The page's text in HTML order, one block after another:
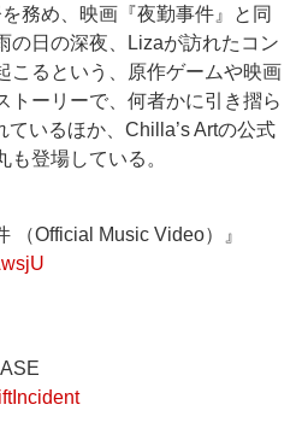
務め、映画『夜勤事件』と同
の日の深夜、Lizaが訪れたコン
こるという、原作ゲームや映画
トーリーで、何者かに引き摺ら
いるほか、Chilla’s Artの公式
登場している。
（Official Music Video）』